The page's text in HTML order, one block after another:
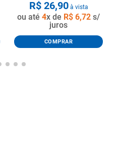
R$ 26,90à vista
ou até 4x de R$ 6,72 s/
juros
COMPRAR